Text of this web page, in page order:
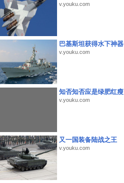
v.youku.com
巴基斯坦获得水下神器
v.youku.com
知否知否应是绿肥红瘦
v.youku.com
又一国装备陆战之王
v.youku.com